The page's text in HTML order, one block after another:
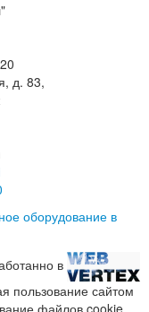
д. 83,
оборудование в
в
пользование сайтом